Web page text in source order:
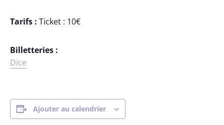
Tarifs : Ticket : 10€
Billetteries :
Dice
Ajouter au calendrier